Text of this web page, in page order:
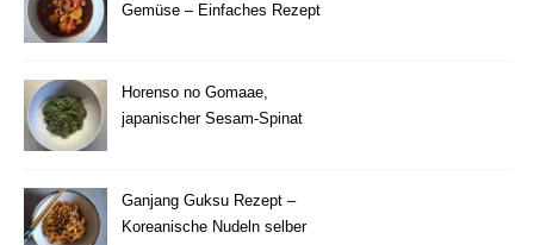
Gemüse – Einfaches Rezept
Horenso no Gomaae,
japanischer Sesam-Spinat
Ganjang Guksu Rezept –
Koreanische Nudeln selber